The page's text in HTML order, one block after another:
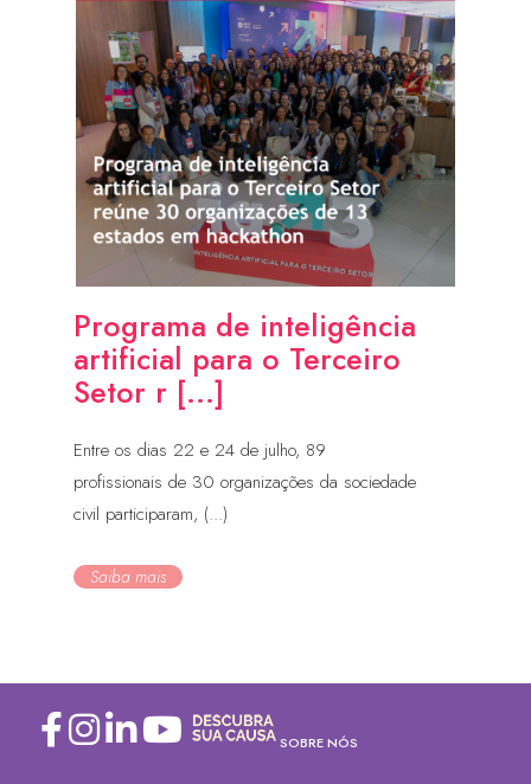
Programa de inteligência
artificial para o Terceiro
Setor r [...]
Entre os dias 22 e 24 de julho, 89
profissionais de 30 organizações da sociedade
civil participaram, (...)
Saiba mais
SOBRE NÓS